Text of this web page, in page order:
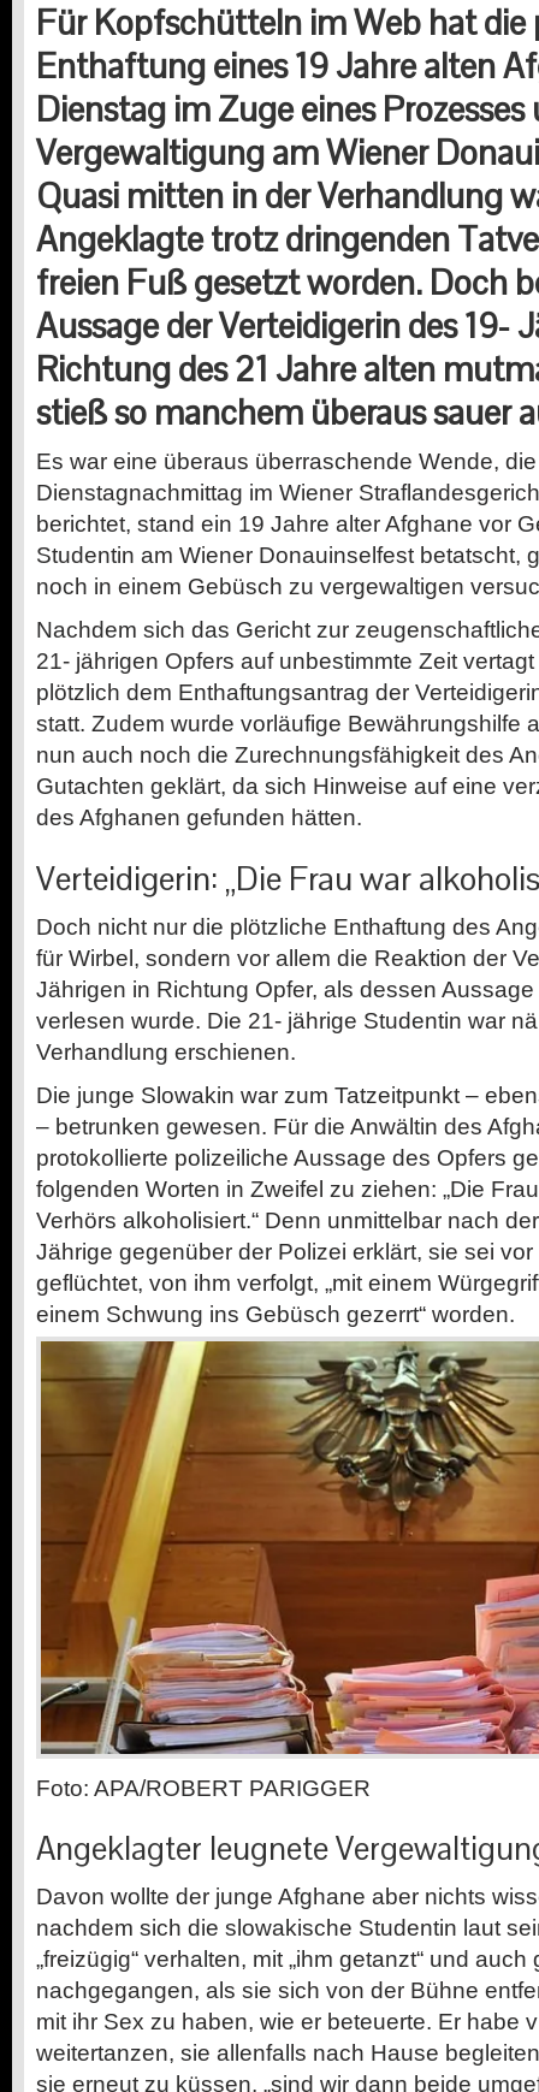
Für Kopfschütteln im Web hat die
Enthaftung eines 19 Jahre alten
Dienstag im Zuge eines
Vergewaltigung am Wiener
Quasi mitten in der Verhandlung
Angeklagte trotz dringenden
freien Fuß gesetzt worden. Doch
Aussage der Verteidigerin des19-
Richtung des 21 Jahre alten
stieß so manchem überaus sauer
Es war eine überaus überraschende Wende,
Dienstagnachmittag im Wiener
berichtet, stand ein 19 Jahre alter Afghane vor
Studentin am Wiener Donauinselfest betatscht,
noch in einem Gebüsch zu vergewaltigen
Nachdem sich das Gericht zur
21- jährigen Opfers auf unbestimmte Zeit
plötzlich dem Enthaftungsantrag der
statt. Zudem wurde vorläufige Bewährungshilfe
nun auch noch die Zurechnungsfähigkeit des
Gutachten geklärt, da sich Hinweise auf eine
des Afghanen gefunden hätten.
Verteidigerin: „Die Frau war
Doch nicht nur die plötzliche Enthaftung des
für Wirbel, sondern vor allem die Reaktion der
Jährigen in Richtung Opfer, als dessen
verlesen wurde. Die 21- jährige Studentin war
Verhandlung erschienen.
Die junge Slowakin war zum Tatzeitpunkt –
– betrunken gewesen. Für die Anwältin des
protokollierte polizeiliche Aussage des Opfers
folgenden Worten in Zweifel zu ziehen: „Die
Verhörs alkoholisiert.“ Denn unmittelbar nach
Jährige gegenüber der Polizei erklärt, sie sei
geflüchtet, von ihm verfolgt, „mit einem
einem Schwung ins Gebüsch gezerrt“ worden.
Foto: APA/ROBERT PARIGGER
Angeklagter leugnete
Davon wollte der junge Afghane aber nichts
nachdem sich die slowakische Studentin laut
„freizügig“ verhalten, mit „ihm getanzt“ und
nachgegangen, als sie sich von der Bühne
mit ihr Sex zu haben, wie er beteuerte. Er habe
weitertanzen, sie allenfalls nach Hause
sie erneut zu küssen, „sind wir dann beide